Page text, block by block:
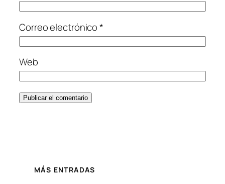
Correo electrónico*
Web
MÁS ENTRADAS